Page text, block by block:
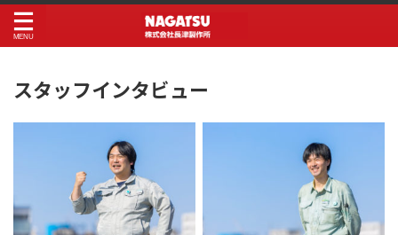
スタッフインタビュー